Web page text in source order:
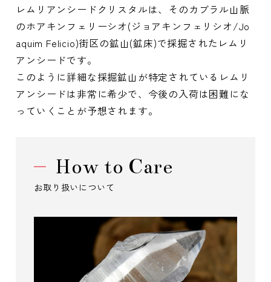
レムリアンシードクリスタルは、そのカブラル山脈
のホアキンフェリーシオ(ジョアキンフェリシオ/Jo
aquim Felicio)街区の鉱山(鉱床)で採掘されたレムリ
アンシードです。
このように詳細な採掘鉱山が特定されているレムリ
アンシードは非常に希少で、今後の入荷は困難にな
っていくことが予想されます。
How to Care
お取り扱いについて